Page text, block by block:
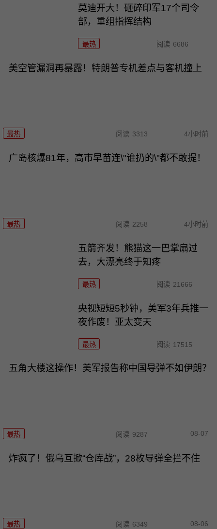
莫迪开大！砸碎印军17个司令
部，重组指挥结构
最热 阅读 6686
美空管漏洞再暴露！特朗普专机差点与客机撞上
最热 阅读 3313 4小时前
广岛核爆81年，高市早苗连\"谁扔的\"都不敢提！
最热 阅读 2258 4小时前
五箭齐发！熊猫这一巴掌扇过
去，大漂亮终于知疼
最热 阅读 21666
央视短短5秒钟，美军3年兵推一
夜作废！亚太变天
最热 阅读 17515
五角大楼这操作！美军报告称中国导弹不如伊朗？
最热 阅读 9287 08-07
炸疯了！俄乌互掀“仓库战”，28枚导弹全拦不住
最热 阅读 6349 08-06